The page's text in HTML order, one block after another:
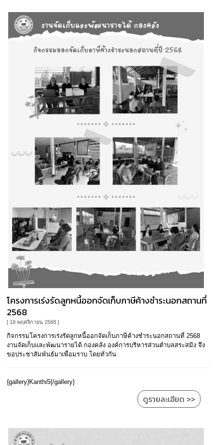
โครงการเร่งรัดลูกหนี้ออกจัดเก็บภาษีค้างชำระนอกสถานที่
2568
[ 18 พฤศจิกายน 2568 ]
กิจกรรมโครงการเร่งรัดลูกหนี้ออกจัดเก็บภาษีค้างชำระนอกสถานที่ 2568
งานจัดเก็บและพัฒนารายได้ กองคลัง องค์การบริหารส่วนตำบลสระสมิง จึง
ขอประชาสัมพันธ์มาเพื่อมราบ โดยทั่วกัน
{gallery}Kanthi5{/gallery}
ดูรายละเอียด >>